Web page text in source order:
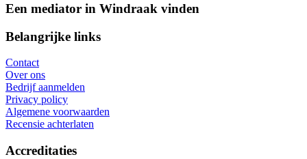
Een mediator in Windraak vinden
Belangrijke links
Contact
Over ons
Bedrijf aanmelden
Privacy policy
Algemene voorwaarden
Recensie achterlaten
Accreditaties